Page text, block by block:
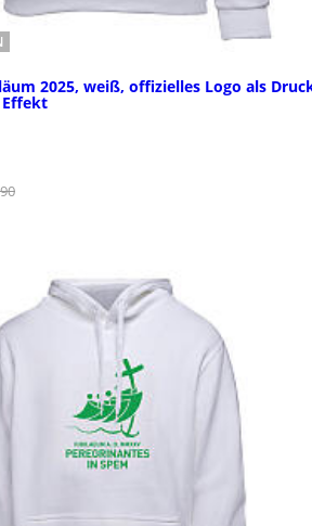
2025, weiß, offizielles Logo als